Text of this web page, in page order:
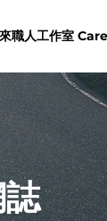
職人工作室
誌